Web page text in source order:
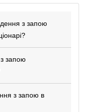
з запою
запою
з запою в